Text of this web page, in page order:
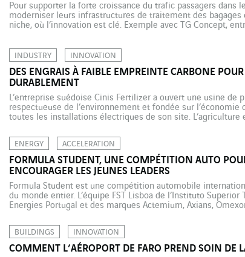
Pour supporter la forte croissance du trafic passagers dans
moderniser leurs infrastructures de traitement des bagages
niche, où l’innovation est clé. Exemple avec TG Concept,
INDUSTRY INNOVATION
DES ENGRAIS À FAIBLE EMPREINTE CARBONE
DURABLEMENT
L’entreprise suédoise Cinis Fertilizer a ouvert une usine de
respectueuse de l’environnement et fondée sur
toutes les installations électriques de son site. L’agriculture
ENERGY ACCELERATION
FORMULA STUDENT, UNE COMPÉTITION AUTO
ENCOURAGER LES JEUNES LEADERS
Formula Student est une compétition automobile
du monde entier. L’équipe FST Lisboa de l’Instituto
Energies Portugal et des marques Actemium, Axians,
d’ingénierie, […]
BUILDINGS INNOVATION
COMMENT L’AÉROPORT DE FARO PREND SOIN DE